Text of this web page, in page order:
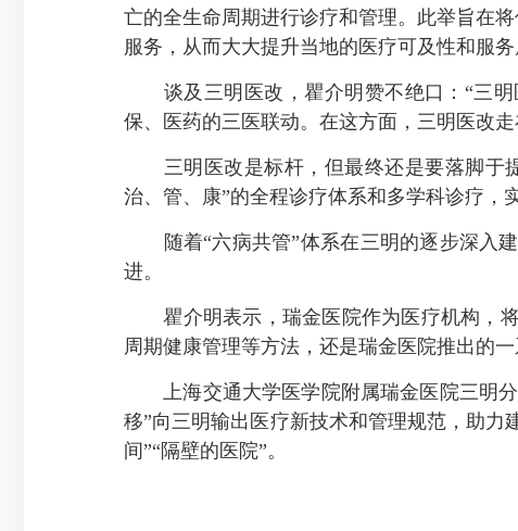
亡的全生命周期进行诊疗和管理。此举旨在
服务，从而大大提升当地的医疗可及性和服务
谈及三明医改，瞿介明赞不绝口：“三明
保、医药的三医联动。在这方面，三明医改
三明医改是标杆，但最终还是要落脚于提
治、管、康”的全程诊疗体系和多学科诊疗，
随着“六病共管”体系在三明的逐步深入建
进。
瞿介明表示，瑞金医院作为医疗机构，将
周期健康管理等方法，还是瑞金医院推出的
上海交通大学医学院附属瑞金医院三明分
移”向三明输出医疗新技术和管理规范，助力
间”“隔壁的医院”。